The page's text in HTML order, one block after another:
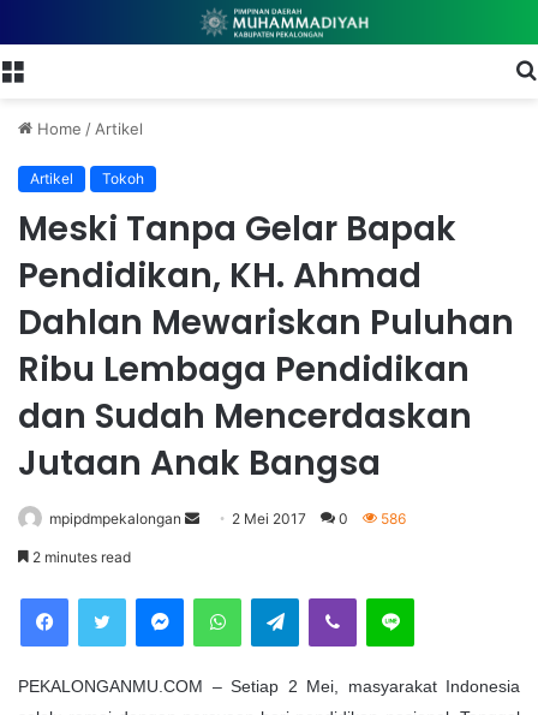
Home /Artikel
Artikel Tokoh
Meski Tanpa Gelar Bapak
Pendidikan, KH. Ahmad
Dahlan Mewariskan Puluhan
Ribu Lembaga Pendidikan
dan Sudah Mencerdaskan
Jutaan Anak Bangsa
mpipdmpekalongan
e
2 Mei 2017 0 586
2 minutes read
Telegram
PEKALONGANMU.COM – Setiap 2 Mei, masyarakat Indonesia